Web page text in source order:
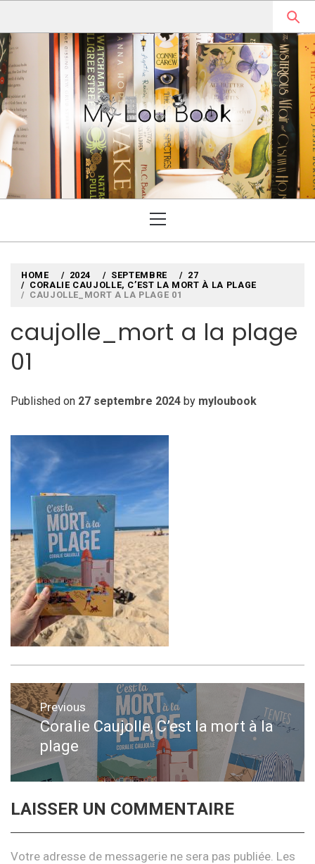
content
MYLOUBOOK
VOYAGES LITTÉRAIRES EN
ANGLETERRE ET AILLEURS
Menu
HOME 2024 SEPTEMBRE
27
CORALIE CAUJOLLE, C’EST LA MORT À LA PLAGE
CAUJOLLE_MORT A LA PLAGE 01
caujolle_mort a la plage
01
Published on 27 septembre 2024 by myloubook
Navigation
de
l’article
Previous
Previous
post:
Coralie Caujolle, C’est la mort à la
plage
LAISSER UN COMMENTAIRE
Votre adresse de messagerie ne sera pas publiée. Les